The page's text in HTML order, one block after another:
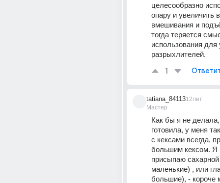
целесообразно
опару и увеличить
вмешивания и
тогда теряется
использования для
разрыхлителей.
1
tatiana_84113
Мастер
12лет
Как бы я не
готовила, у меня
с кексами всегда,
большим кексом. Я
присыпаю
маленькие) , или
большие), - короче